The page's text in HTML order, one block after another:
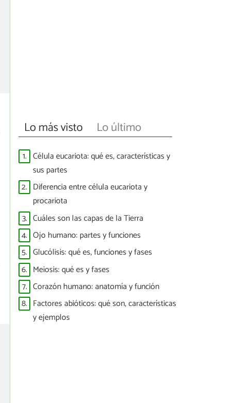
Lo más visto Lo último
1. Célula eucariota: qué es, características y
sus partes
2. Diferencia entre célula eucariota y
procariota
3. Cuáles son las capas de la Tierra
4. Ojo humano: partes y funciones
5. Glucólisis: qué es, funciones y fases
6. Meiosis: qué es y fases
7. Corazón humano: anatomía y función
8. Factores abióticos: qué son, características
y ejemplos